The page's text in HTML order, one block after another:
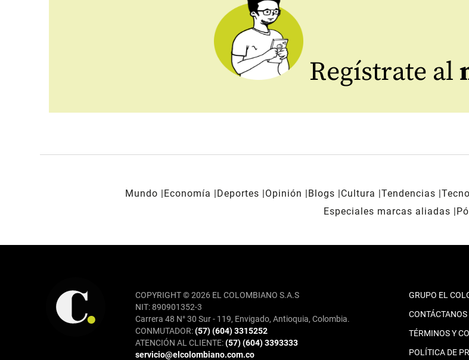
Regístrate al
Mundo Economía Deportes Opinión Blogs Cultura Tendencias
Especiales marcas aliadas
COPYRIGHT © 2026 EL COLOMBIANO S.A.S
NIT: 890901352-3
Carrera 48 N° 30 Sur - 119, Envigado, Antioquia, Colombia.
CONMUTADOR:(57) (604) 3315252
ATENCIÓN AL CLIENTE:(57) (604) 3393333
servicio@elcolombiano.com.co
GRUPO EL
CONTÁCTANOS
TÉRMINOS Y
POLÍTICA DE